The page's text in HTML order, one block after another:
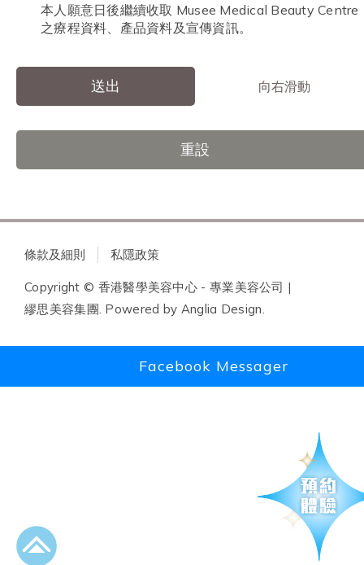
本人願意日後繼續收取 Musee Medical Beauty Centre
之療程資料、產品資料及宣傳資訊。
送出 向右滑動
重設
條款及細則 私隱政策
Copyright © 香港醫學美容中心 - 專業美容公司 |
繆思美容集團. Powered by Anglia Design
Facebook Messager